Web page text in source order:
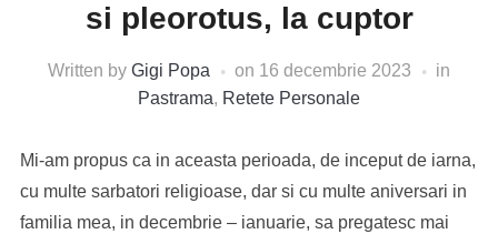
si pleorotus, la cuptor
Written by Gigi Popa on 16 decembrie 2023
in
Pastrama, Retete Personale
Mi-am propus ca in aceasta perioada, de inceput de iarna,
cu multe sarbatori religioase, dar si cu multe aniversari in
familia mea, in decembrie – ianuarie, sa pregatesc mai